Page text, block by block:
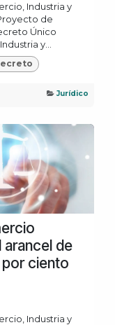
Industria y
de
Único
y...
Jurídico
de
ciento
Industria y